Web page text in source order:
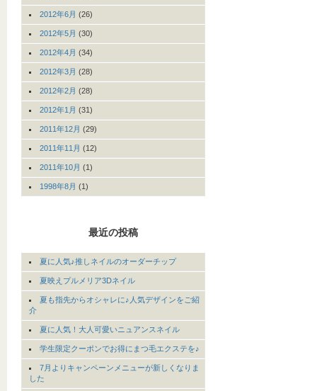
2012年6月 (26)
2012年5月 (30)
2012年4月 (34)
2012年3月 (28)
2012年2月 (28)
2012年1月 (31)
2011年12月 (29)
2011年11月 (12)
2011年10月 (1)
1998年8月 (1)
最近の投稿
夏に人気♪推しネイルのオーダーチップ
夏映えプルメリア3Dネイル
夏も指先からオシャレに♪人気デザインをご紹
介
夏に人気！大人可愛いニュアンスネイル
学生限定クーポンでお得にまつ毛エクステを♪
7月よりキャンペーンメニューが新しくなりま
した